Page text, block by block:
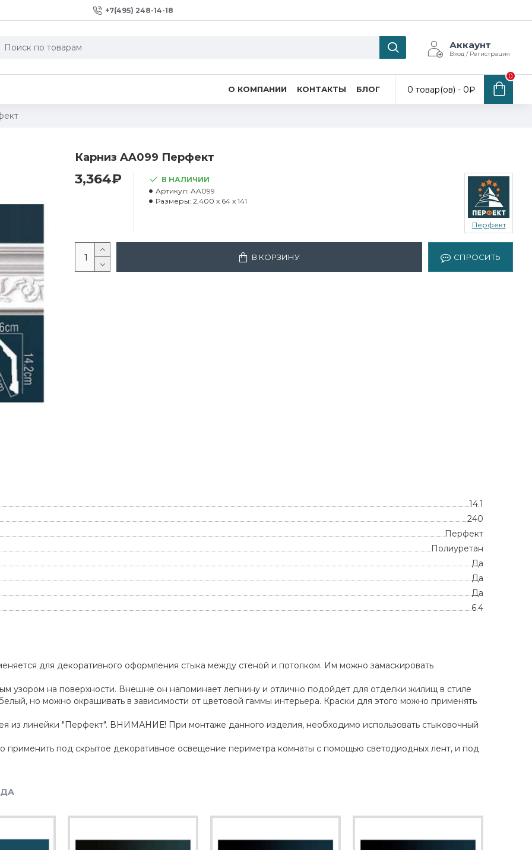
+7(495) 248-14-18
Аккаунт
Вход / Регистрация
О КОМПАНИИ КОНТАКТЫ БЛОГ 0 товар(ов) - 0₽
0
Карниз AA099 Перфект
3,364₽
В НАЛИЧИИ
Артикул: AA099
Размеры: 2,400 x 64 x 141
Перфект
В КОРЗИНУ СПРОСИТЬ
14.1
240
Перфект
Полиуретан
Да
Да
Да
6.4
для декоративного оформления стыка между стеной и потолком. Им можно замаскировать
узором на поверхности. Внешне он напоминает лепнину и отлично подойдет для отделки жилищ в стиле
но можно окрашивать в зависимости от цветовой гаммы интерьера. Краски для этого можно применять
из линейки "Перфект". ВНИМАНИЕ! При монтаже данного изделия, необходимо использовать стыковочный
применить под скрытое декоративное освещение периметра комнаты с помощью светодиодных лент, и под